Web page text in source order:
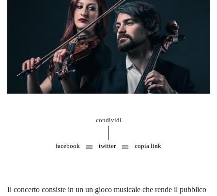
condividi
facebook twitter copia link
Il concerto consiste in un un gioco musicale che rende il pubblico